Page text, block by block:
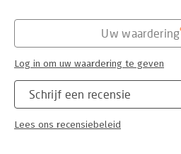
Schrijf een recensie
Lees ons recensiebeleid
Uw waardering
Log in om uw waardering te geven